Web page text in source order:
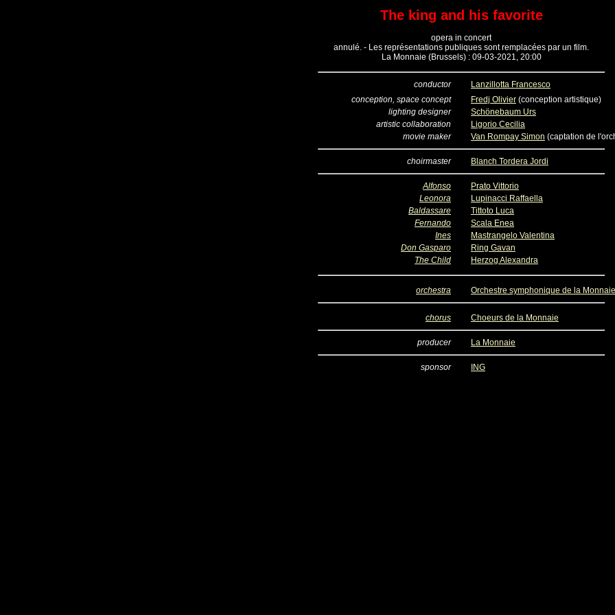
The king and his favorite
opera in concert
annulé. - Les représentations publiques sont remplacées par un film.
La Monnaie (Brussels) : 09-03-2021, 20:00
conductor
Lanzillotta Francesco
conception, space concept
Fredj Olivier (conception artistique)
lighting designer
Schönebaum Urs
artistic collaboration
Ligorio Cecilia
movie maker
Van Rompay Simon (captation de
choirmaster Blanch Tordera Jordi
Alfonso
Prato Vittorio
Leonora
Lupinacci Raffaella
Baldassare
Tittoto Luca
Fernando
Scala Enea
Ines
Mastrangelo Valentina
Don Gasparo
Ring Gavan
The Child
Herzog Alexandra
orchestra Orchestre symphonique de la Monnaie
chorus Choeurs de la Monnaie
producer La Monnaie
sponsor ING